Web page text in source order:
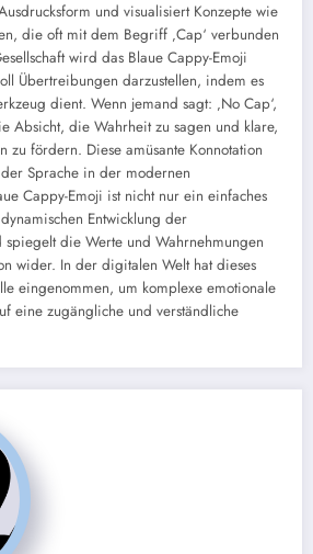
und visualisiert Konzepte wie
die oft mit dem Begriff ‚Cap‘ verbunden
wird das Blaue Cappy-Emoji
Übertreibungen darzustellen, indem es
dient. Wenn jemand sagt: ‚No Cap‘,
Absicht, die Wahrheit zu sagen und klare,
zu fördern. Diese amüsante Konnotation
Sprache in der modernen
Cappy-Emoji ist nicht nur ein einfaches
Entwicklung der
spiegelt die Werte und Wahrnehmungen
wider. In der digitalen Welt hat dieses
eingenommen, um komplexe emotionale
eine zugängliche und verständliche